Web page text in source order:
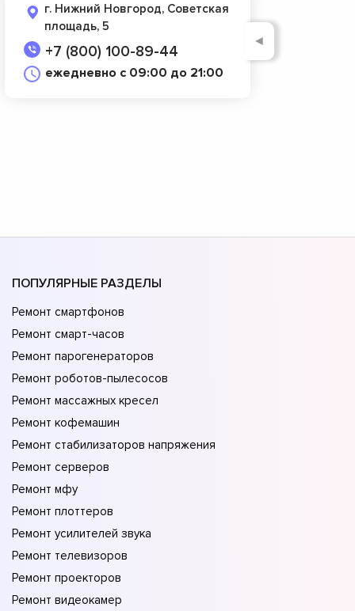
г. Нижний Новгород, Советская
площадь, 5
+7 (800) 100-89-44
ежедневно с 09:00 до 21:00
◄
ПОПУЛЯРНЫЕ РАЗДЕЛЫ
Ремонт смартфонов
Ремонт смарт-часов
Ремонт парогенераторов
Ремонт роботов-пылесосов
Ремонт массажных кресел
Ремонт кофемашин
Ремонт стабилизаторов напряжения
Ремонт серверов
Ремонт мфу
Ремонт плоттеров
Ремонт усилителей звука
Ремонт телевизоров
Ремонт проекторов
Ремонт видеокамер